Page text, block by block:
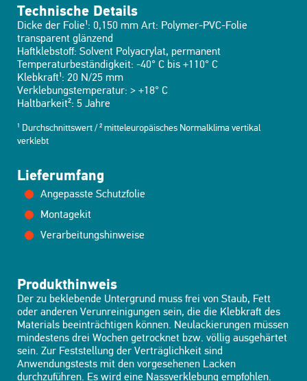
Technische Details
Dicke der Folie¹: 0,150 mm Art: Polymer-PVC-Folie
transparent glänzend
Haftklebstoff: Solvent Polyacrylat, permanent
Temperaturbeständigkeit: -40° C bis +110° C
Klebkraft¹: 20 N/25 mm
Verklebungstemperatur: > +18° C
Haltbarkeit²: 5 Jahre
¹ Durchschnittswert / ² mitteleuropäisches Normalklima vertikal
verklebt
Lieferumfang
Angepasste Schutzfolie
Montagekit
Verarbeitungshinweise
Produkthinweis
Der zu beklebende Untergrund muss frei von Staub, Fett
oder anderen Verunreinigungen sein, die die Klebkraft des
Materials beeinträchtigen können. Neulackierungen müssen
mindestens drei Wochen getrocknet bzw. völlig ausgehärtet
sein. Zur Feststellung der Verträglichkeit sind
Anwendungstests mit den vorgesehenen Lacken
durchzuführen. Es wird eine Nassverklebung empfohlen.